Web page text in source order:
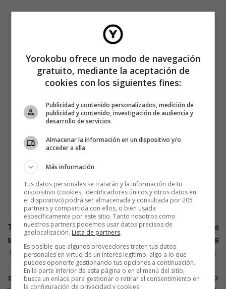
Tirando de hemeroteca la historia nos ofrece -pocos- casos
similares, como el de la mujer solitaria de San Nicolas, una
indígena que fue ‘rescatada’ en 1853. Sobrevivió 18 años
en una isla desierta y apenas unas semanas en nuestra
sociedad. Pero el caso del hombre del agujero no es único
Yorokobu ofrece un modo de navegación
gratuito, mediante la aceptación de
cookies con los siguientes fines:
Publicidad y contenido personalizados, medición de
publicidad y contenido, investigación de audiencia y
desarrollo de servicios
Almacenar la información en un dispositivo y/o
acceder a ella
Más información
Tus datos personales se tratarán y la información de tu
dispositivo (cookies, identificadores únicos y otros datos en
el dispositivo) podrá ser almacenada y consultada por 205
partners y compartida con ellos, o bien usada
específicamente por este sitio. Tanto nosotros como
nuestros partners podemos usar datos precisos de
geolocalización. Lista de partners.
Es posible que algunos proveedores traten tus datos
personales en virtud de un interés legítimo, algo a lo que
puedes oponerte gestionando tus opciones a continuación.
En la parte inferior de esta página o en el menú del sitio,
busca un enlace para gestionar o retirar el consentimiento en
la configuración de privacidad y cookies.